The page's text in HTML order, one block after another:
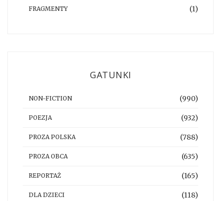
FRAGMENTY (1)
GATUNKI
NON-FICTION (990)
POEZJA (932)
PROZA POLSKA (788)
PROZA OBCA (635)
REPORTAŻ (165)
DLA DZIECI (118)